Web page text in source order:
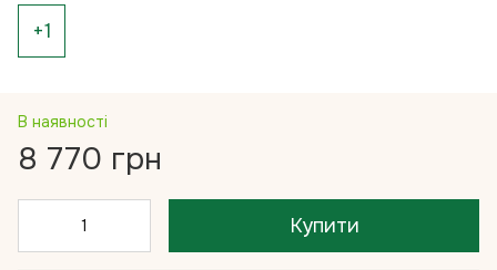
+1
В наявності
8 770 грн
Купити